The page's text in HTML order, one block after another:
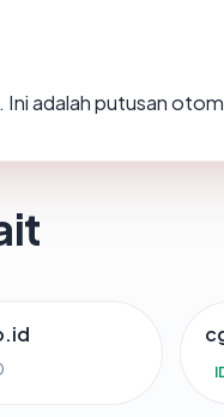
. Ini adalah putusan